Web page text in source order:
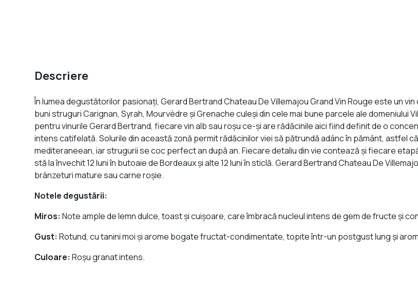
Descriere
În lumea degustătorilor pasionați, Gerard Bertrand Chateau De Villemajou Grand Vin Rouge este un
buni struguri Carignan, Syrah, Mourvèdre și Grenache culeși din cele mai bune parcele ale domeniului
pentru vinurile Gerard Bertrand, fiecare vin alb sau roșu ce-și are rădăcinile aici fiind definit de o
intens catifelată. Solurile din această zonă permit rădăcinilor viei să pătrundă adânc în pământ, astfel
mediteraneean, iar strugurii se coc perfect an după an. Fiecare detaliu din vie contează și fiecare
stă la învechit 12 luni în butoaie de Bordeaux și alte 12 luni în sticlă. Gerard Bertrand Chateau De
brânzeturi mature sau carne roșie.
Notele degustării:
Miros:Note ample de lemn dulce, toast și cuișoare, care îmbracă nucleul intens de gem de fructe și
Gust:Rotund, cu tanini moi și arome bogate fructat-condimentate, topite într-un postgust lung și
Culoare: Roșu granat intens.